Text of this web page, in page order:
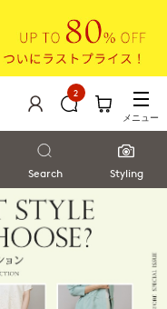
2
メニュー
Search Styling